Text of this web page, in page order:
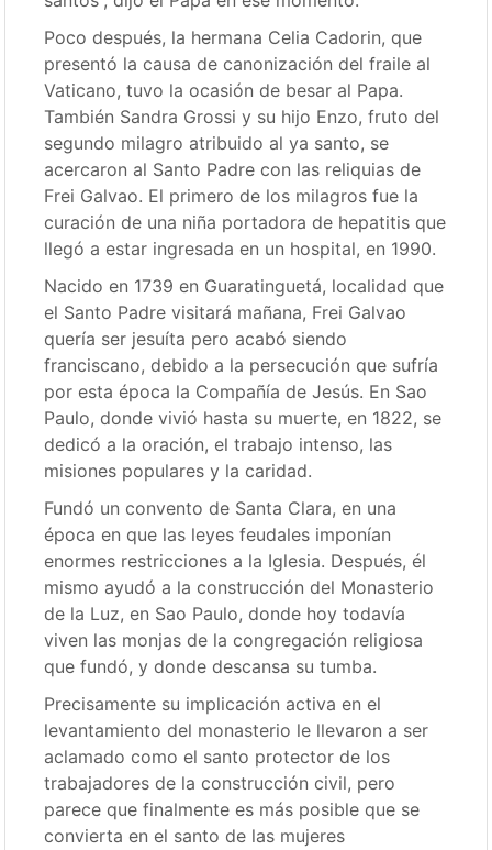
Poco después, la hermana Celia Cadorin, que
presentó la causa de canonización del fraile al
Vaticano, tuvo la ocasión de besar al Papa.
También Sandra Grossi y su hijo Enzo, fruto del
segundo milagro atribuido al ya santo, se
acercaron al Santo Padre con las reliquias de
Frei Galvao. El primero de los milagros fue la
curación de una niña portadora de hepatitis que
llegó a estar ingresada en un hospital, en 1990.
Nacido en 1739 en Guaratinguetá, localidad que
el Santo Padre visitará mañana, Frei Galvao
quería ser jesuíta pero acabó siendo
franciscano, debido a la persecución que sufría
por esta época la Compañía de Jesús. En Sao
Paulo, donde vivió hasta su muerte, en 1822, se
dedicó a la oración, el trabajo intenso, las
misiones populares y la caridad.
Fundó un convento de Santa Clara, en una
época en que las leyes feudales imponían
enormes restricciones a la Iglesia. Después, él
mismo ayudó a la construcción del Monasterio
de la Luz, en Sao Paulo, donde hoy todavía
viven las monjas de la congregación religiosa
que fundó, y donde descansa su tumba.
Precisamente su implicación activa en el
levantamiento del monasterio le llevaron a ser
aclamado como el santo protector de los
trabajadores de la construcción civil, pero
parece que finalmente es más posible que se
convierta en el santo de las mujeres